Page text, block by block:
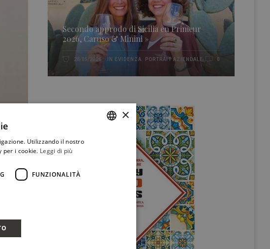
Secondo approdo di Sicilia en Primeur
2026, Caruso & Minini »
28/05/2026 IN EVIDENZA PORTRAIT AZIENDALE 0
×
Utilizzando il nostro
per i cookie. Leggi di più
FUNZIONALITÀ